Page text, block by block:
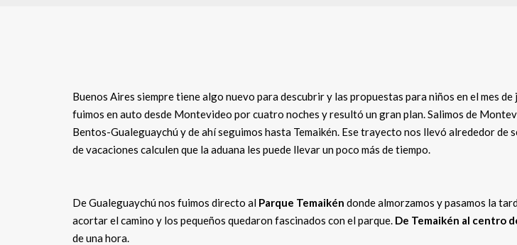
Buenos Aires siempre tiene algo nuevo para descubrir y las propuestas para niños en el mes
fuimos en auto desde Montevideo por cuatro noches y resultó un gran plan. Salimos de
Bentos-Gualeguaychú y de ahí seguimos hasta Temaikén. Ese trayecto nos llevó alrededor de
de vacaciones calculen que la aduana les puede llevar un poco más de tiempo.
De Gualeguaychú nos fuimos directo al Parque Temaikén donde almorzamos y pasamos la
acortar el camino y los pequeños quedaron fascinados con el parque. De Temaikén al centro
de una hora.